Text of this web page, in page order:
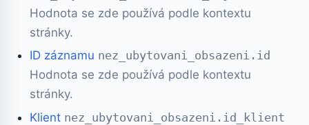
Hodnota se zde používá podle kontextu
stránky.
ID záznamu nez_ubytovani_obsazeni.id
Hodnota se zde používá podle kontextu
stránky.
Klient nez_ubytovani_obsazeni.id_klient